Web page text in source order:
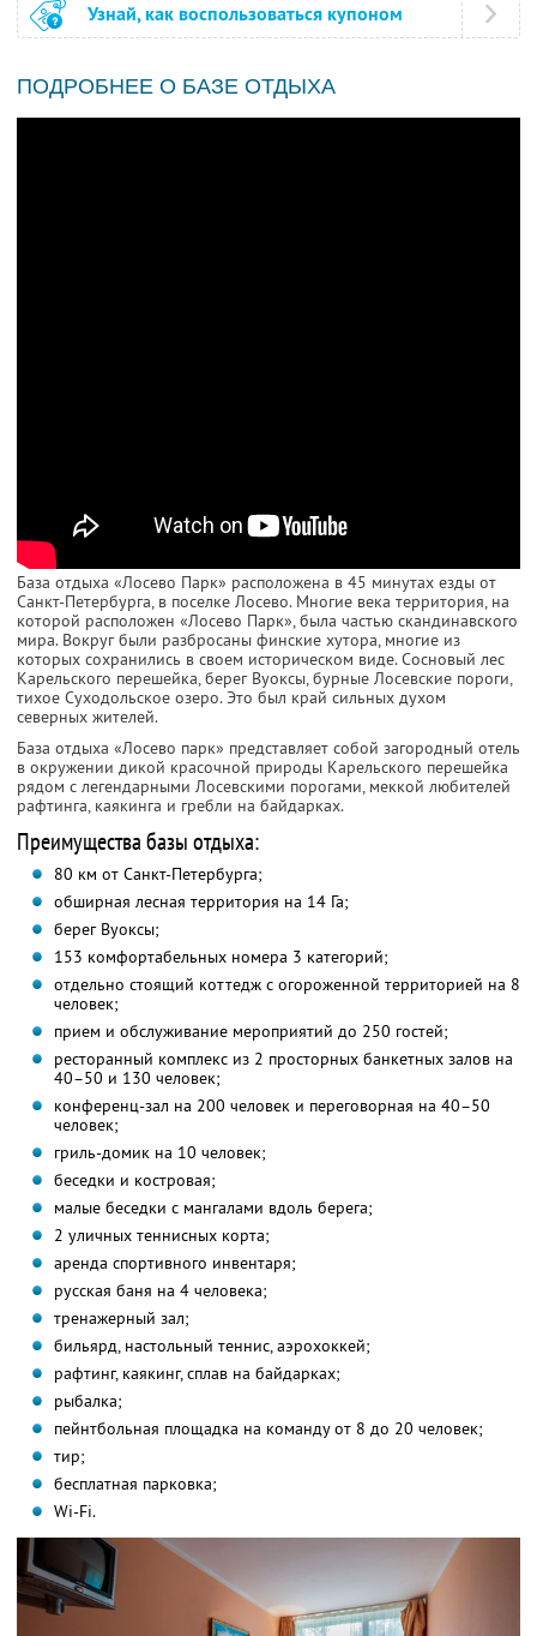
Узнай, как воспользоваться купоном
ПОДРОБНЕЕ О БАЗЕ ОТДЫХА
База отдыха «Лосево Парк» расположена в 45 минутах езды от
Санкт-Петербурга, в поселке Лосево. Многие века территория, на
которой расположен «Лосево Парк», была частью скандинавского
мира. Вокруг были разбросаны финские хутора, многие из
которых сохранились в своем историческом виде. Сосновый лес
Карельского перешейка, берег Вуоксы, бурные Лосевские пороги,
тихое Суходольское озеро. Это был край сильных духом
северных жителей.
База отдыха «Лосево парк» представляет собой загородный отель
в окружении дикой красочной природы Карельского перешейка
рядом с легендарными Лосевскими порогами, меккой любителей
рафтинга, каякинга и гребли на байдарках.
Преимущества базы отдыха:
80 км от Санкт-Петербурга;
обширная лесная территория на 14 Га;
берег Вуоксы;
153 комфортабельных номера 3 категорий;
отдельно стоящий коттедж с огороженной территорией на 8
человек;
прием и обслуживание мероприятий до 250 гостей;
ресторанный комплекс из 2 просторных банкетных залов на
40–50 и 130 человек;
конференц-зал на 200 человек и переговорная на 40–50
человек;
гриль-домик на 10 человек;
беседки и костровая;
малые беседки с мангалами вдоль берега;
2 уличных теннисных корта;
аренда спортивного инвентаря;
русская баня на 4 человека;
тренажерный зал;
бильярд, настольный теннис, аэрохоккей;
рафтинг, каякинг, сплав на байдарках;
рыбалка;
пейнтбольная площадка на команду от 8 до 20 человек;
тир;
бесплатная парковка;
Wi-Fi.